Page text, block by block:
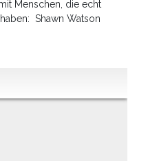
Menschen, die echt
Shawn Watson